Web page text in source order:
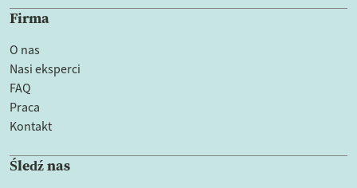
Firma
O nas
Nasi eksperci
FAQ
Praca
Kontakt
Śledź nas